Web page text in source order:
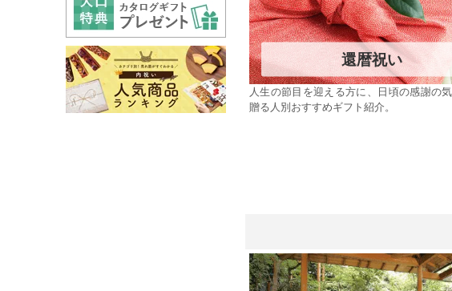
還暦祝い
人生の節目を迎える方に、日頃の感謝の気
贈る人別おすすめギフト紹介。